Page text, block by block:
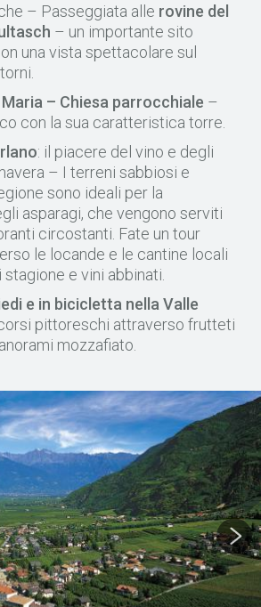
– Passeggiata alle rovine del
– un importante sito
una vista spettacolare sul
– Chiesa parrocchiale –
con la sua caratteristica torre.
: il piacere del vino e degli
– I terreni sabbiosi e
sono ideali per la
asparagi, che vengono serviti
circostanti. Fate un tour
le locande e le cantine locali
e vini abbinati.
e in bicicletta nella Valle
pittoreschi attraverso frutteti
mozzafiato.